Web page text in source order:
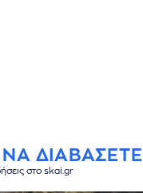
ΝΑ ΔΙΑΒΑΣΕΤΕ
στο skai.gr